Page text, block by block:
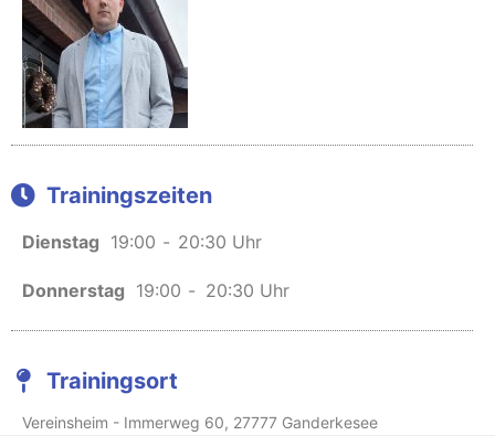
Trainer
015732129727
Trainingszeiten
Dienstag 19:00 - 20:30 Uhr
Donnerstag 19:00 - 20:30 Uhr
Trainingsort
Vereinsheim - Immerweg 60, 27777 Ganderkesee